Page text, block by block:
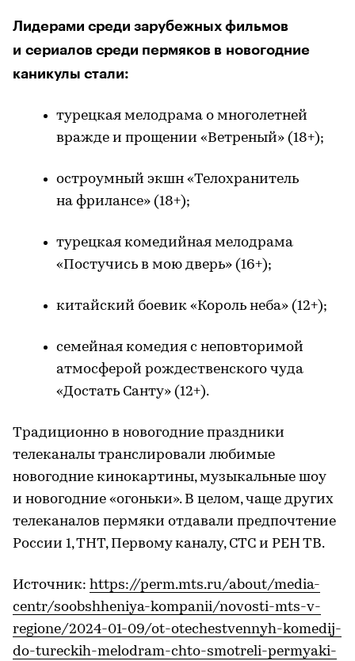
Лидерами среди зарубежных фильмов
и сериалов среди пермяков в новогодние
каникулы стали:
турецкая мелодрама о многолетней
вражде и прощении «Ветреный» (18+);
остроумный экшн «Телохранитель
на фрилансе» (18+);
турецкая комедийная мелодрама
«Постучись в мою дверь» (16+);
китайский боевик «Король неба» (12+);
семейная комедия с неповторимой
атмосферой рождественского чуда
«Достать Санту» (12+).
Традиционно в новогодние праздники
телеканалы транслировали любимые
новогодние кинокартины, музыкальные шоу
и новогодние «огоньки». В целом, чаще других
телеканалов пермяки отдавали предпочтение
России 1, ТНТ, Первому каналу, СТС и РЕН ТВ.
Источник: https://perm.mts.ru/about/media-
centr/soobshheniya-kompanii/novosti-mts-v-
regione/2024-01-09/ot-otechestvennyh-komedij-
do-tureckih-melodram-chto-smotreli-permyaki-